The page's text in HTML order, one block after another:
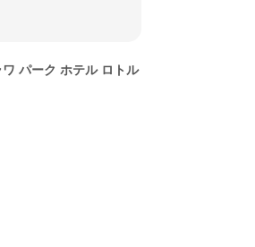
ワ パーク ホテル ロトル